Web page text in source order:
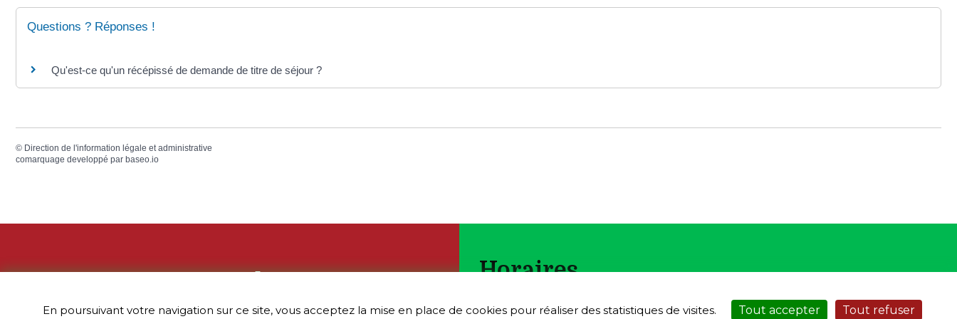
Questions ? Réponses !
Qu'est-ce qu'un récépissé de demande de titre de séjour ?
© Direction de l'information légale et administrative
comarquage developpé par baseo.io
Horaires
En poursuivant votre navigation sur ce site, vous acceptez la mise en place de cookies pour réaliser des statistiques de visites. Tout accepter Tout refuser